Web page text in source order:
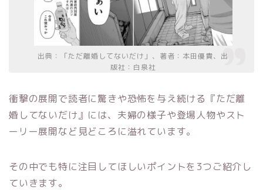
出典：「ただ離婚してないだけ」、著者：本田優貴、出
版社：白泉社
衝撃の展開で読者に驚きや恐怖を与え続ける『ただ離
婚してないだけ』には、夫婦の様子や登場人物やスト
ーリー展開など見どころに溢れています。
その中でも特に注目してほしいポイントを3つご紹介し
ていきます。